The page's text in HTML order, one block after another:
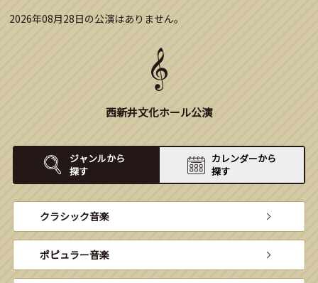
2026年08月28日の公演はありません。
西新井文化ホール公演
ジャンルから
探す
カレンダーから
探す
クラシック音楽
ポピュラー音楽